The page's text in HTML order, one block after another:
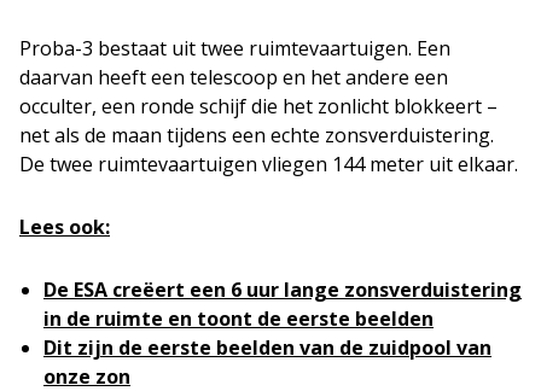
Proba-3 bestaat uit twee ruimtevaartuigen. Een
daarvan heeft een telescoop en het andere een
occulter, een ronde schijf die het zonlicht blokkeert –
net als de maan tijdens een echte zonsverduistering.
De twee ruimtevaartuigen vliegen 144 meter uit elkaar.
Lees ook:
De ESA creëert een 6 uur lange zonsverduistering
in de ruimte en toont de eerste beelden
Dit zijn de eerste beelden van de zuidpool van
onze zon